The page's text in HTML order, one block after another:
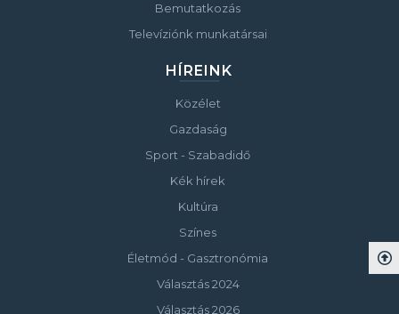
Bemutatkozás
Televíziónk munkatársai
HÍREINK
Közélet
Gazdaság
Sport - Szabadidő
Kék hírek
Kultúra
Színes
Életmód - Gasztronómia
Választás 2024
Választás 2026